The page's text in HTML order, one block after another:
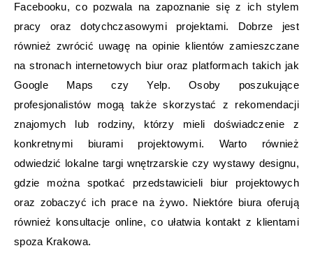
Facebooku, co pozwala na zapoznanie się z ich stylem
pracy oraz dotychczasowymi projektami. Dobrze jest
również zwrócić uwagę na opinie klientów zamieszczane
na stronach internetowych biur oraz platformach takich jak
Google Maps czy Yelp. Osoby poszukujące
profesjonalistów mogą także skorzystać z rekomendacji
znajomych lub rodziny, którzy mieli doświadczenie z
konkretnymi biurami projektowymi. Warto również
odwiedzić lokalne targi wnętrzarskie czy wystawy designu,
gdzie można spotkać przedstawicieli biur projektowych
oraz zobaczyć ich prace na żywo. Niektóre biura oferują
również konsultacje online, co ułatwia kontakt z klientami
spoza Krakowa.